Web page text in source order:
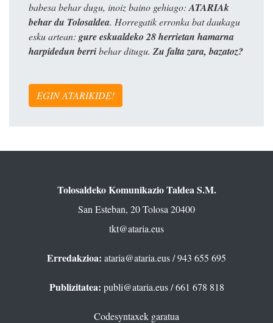
babesa behar dugu, inoiz baino gehiago:ATARIAk
behar du Tolosaldea. Horregatik erronka bat daukagu
esku artean: gure eskualdeko 28 herrietan hamarna
harpidedun berribehar ditugu. Zu falta zara, bazatoz?
EGIN ATARIKIDE!
Tolosaldeko Komunikazio Taldea S.M.
San Esteban, 20 Tolosa 20400
tkt@ataria.eus
Erredakzioa: ataria@ataria.eus/ 943 655 695
Publizitatea: publi@ataria.eus/ 661 678 818
Codesyntaxek garatua